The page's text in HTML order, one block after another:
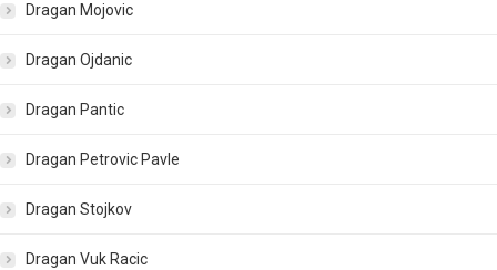
Dragan Mojovic
Dragan Ojdanic
Dragan Pantic
Dragan Petrovic Pavle
Dragan Stojkov
Dragan Vuk Racic